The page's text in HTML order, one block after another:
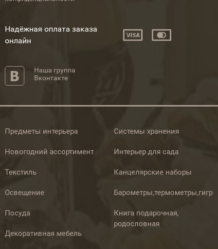
Надёжная оплата заказа
онлайн
Наша группа
Вконтакте
Предметы интерьера
Новогодний ассортимент
Текстиль
Освещение
Посуда
Декоративная мебель
Системы хранения
Интерьер для сада
Канцелярские наборы
Книга подарочная,
родословная